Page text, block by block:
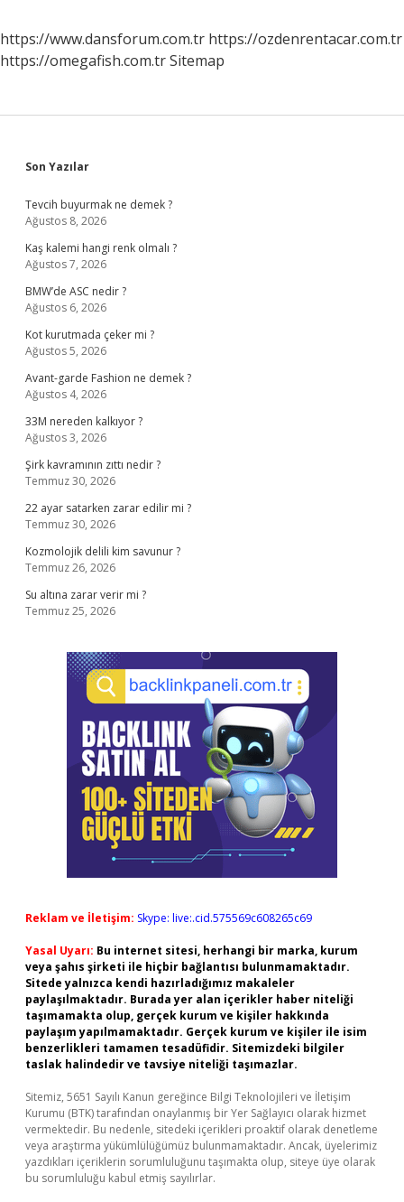
https://www.dansforum.com.tr https://ozdenrentacar.com.tr
https://omegafish.com.trSitemap
Sidebar
Son Yazılar
Tevcih buyurmak ne demek ?
Ağustos 8, 2026
Kaş kalemi hangi renk olmalı ?
Ağustos 7, 2026
BMW’de ASC nedir ?
Ağustos 6, 2026
Kot kurutmada çeker mi ?
Ağustos 5, 2026
Avant-garde Fashion ne demek ?
Ağustos 4, 2026
33M nereden kalkıyor ?
Ağustos 3, 2026
Şirk kavramının zıttı nedir ?
Temmuz 30, 2026
22 ayar satarken zarar edilir mi ?
Temmuz 30, 2026
Kozmolojik delili kim savunur ?
Temmuz 26, 2026
Su altına zarar verir mi ?
Temmuz 25, 2026
Reklam ve İletişim: Skype: live:.cid.575569c608265c69
Yasal Uyarı: Bu internet sitesi, herhangi bir marka, kurum
veya şahıs şirketi ile hiçbir bağlantısı bulunmamaktadır.
Sitede yalnızca kendi hazırladığımız makaleler
paylaşılmaktadır. Burada yer alan içerikler haber niteliği
taşımamakta olup, gerçek kurum ve kişiler hakkında
paylaşım yapılmamaktadır. Gerçek kurum ve kişiler ile isim
benzerlikleri tamamen tesadüfidir. Sitemizdeki bilgiler
taslak halindedir ve tavsiye niteliği taşımazlar.
Sitemiz, 5651 Sayılı Kanun gereğince Bilgi Teknolojileri ve İletişim
Kurumu (BTK) tarafından onaylanmış bir Yer Sağlayıcı olarak hizmet
vermektedir. Bu nedenle, sitedeki içerikleri proaktif olarak denetleme
veya araştırma yükümlülüğümüz bulunmamaktadır. Ancak, üyelerimiz
yazdıkları içeriklerin sorumluluğunu taşımakta olup, siteye üye olarak
bu sorumluluğu kabul etmiş sayılırlar.